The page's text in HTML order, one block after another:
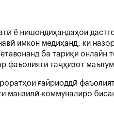
ё нишондиҳандаҳои
имкон медиҳанд, ки
ба тариқи онлайн
фаъолияти таҷҳизот
ғайриоддӣ
манзилӣ-коммуналиро